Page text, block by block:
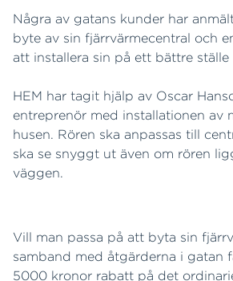
Några av gatans kunder har
byte av sin fjärrvärmecentral och
att installera sin på ett bättre ställe
HEM har tagit hjälp av Oscar
entreprenör med installationen av
husen. Rören ska anpassas till
ska se snyggt ut även om rören
väggen.
Vill man passa på att byta sin
samband med åtgärderna i gatan
5000 kronor rabatt på det